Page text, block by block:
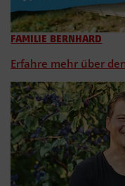
FAMILIE BERNHARD
Erfahre mehr über